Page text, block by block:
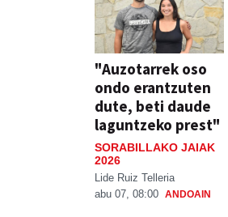
"Auzotarrek oso
ondo erantzuten
dute, beti daude
laguntzeko prest"
SORABILLAKO JAIAK
2026
Lide Ruiz Telleria
abu 07, 08:00 ANDOAIN